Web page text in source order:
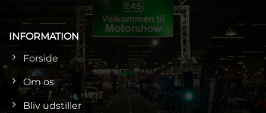
INFORMATION
Forside
Om os
Bliv udstiller